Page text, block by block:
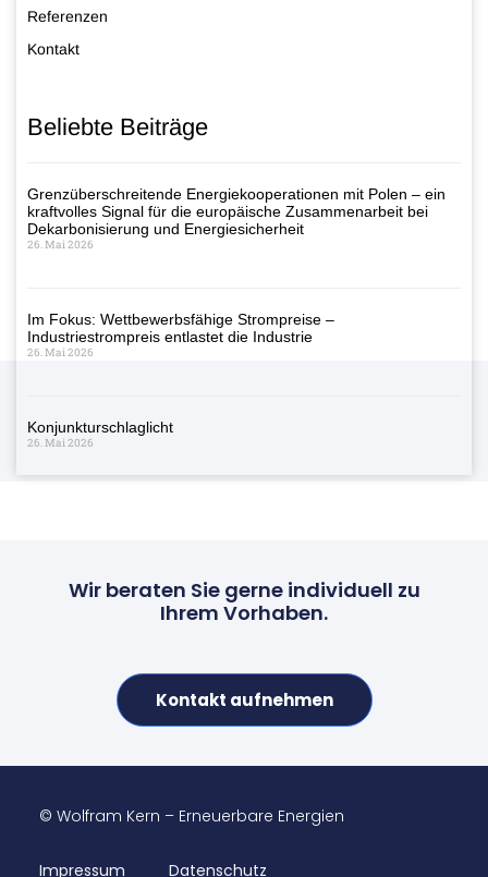
Referenzen
Kontakt
Beliebte Beiträge
Grenzüberschreitende Energiekooperationen mit Polen – ein
kraftvolles Signal für die europäische Zusammenarbeit bei
Dekarbonisierung und Energiesicherheit
26. Mai 2026
Im Fokus: Wettbewerbsfähige Strompreise –
Industriestrompreis entlastet die Industrie
26. Mai 2026
Konjunkturschlaglicht
26. Mai 2026
Wir beraten Sie gerne individuell zu
Ihrem Vorhaben.
Kontakt aufnehmen
© Wolfram Kern – Erneuerbare Energien
Impressum Datenschutz